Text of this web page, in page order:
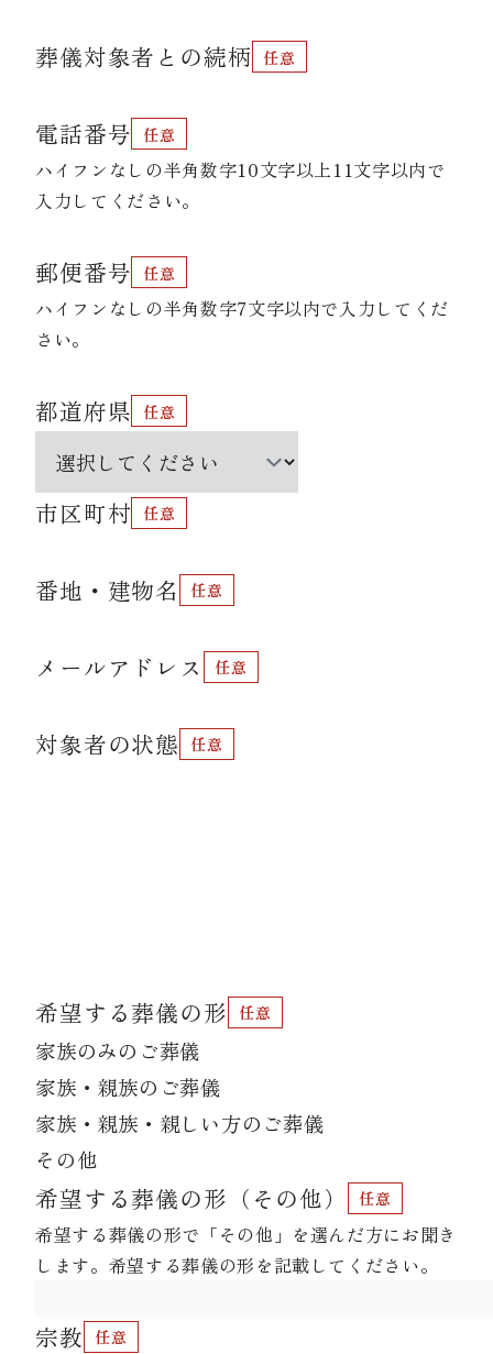
葬儀対象者との続柄
電話番号
ハイフンなしの半角数字10文字以上11文字以内で
入力してください。
郵便番号
ハイフンなしの半角数字7文字以内で入力してくだ
さい。
都道府県
市区町村
番地・建物名
メールアドレス
対象者の状態
希望する葬儀の形
家族のみのご葬儀
家族・親族のご葬儀
家族・親族・親しい方のご葬儀
その他
希望する葬儀の形（その他）
希望する葬儀の形で「その他」を選んだ方にお聞き
します。希望する葬儀の形を記載してください。
宗教